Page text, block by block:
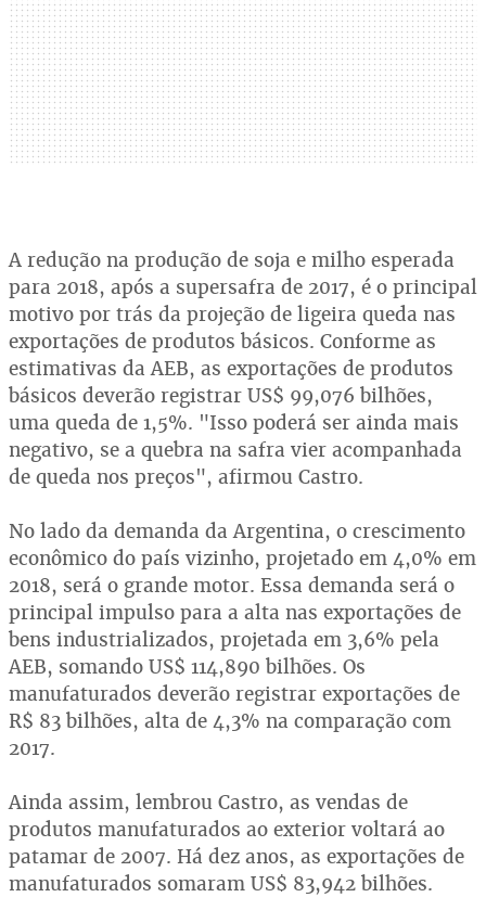
A redução na produção de soja e milho esperada
para 2018, após a supersafra de 2017, é o principal
motivo por trás da projeção de ligeira queda nas
exportações de produtos básicos. Conforme as
estimativas da AEB, as exportações de produtos
básicos deverão registrar US$ 99,076 bilhões,
uma queda de 1,5%. "Isso poderá ser ainda mais
negativo, se a quebra na safra vier acompanhada
de queda nos preços", afirmou Castro.
No lado da demanda da Argentina, o crescimento
econômico do país vizinho, projetado em 4,0% em
2018, será o grande motor. Essa demanda será o
principal impulso para a alta nas exportações de
bens industrializados, projetada em 3,6% pela
AEB, somando US$ 114,890 bilhões. Os
manufaturados deverão registrar exportações de
R$ 83 bilhões, alta de 4,3% na comparação com
2017.
Ainda assim, lembrou Castro, as vendas de
produtos manufaturados ao exterior voltará ao
patamar de 2007. Há dez anos, as exportações de
manufaturados somaram US$ 83,942 bilhões.